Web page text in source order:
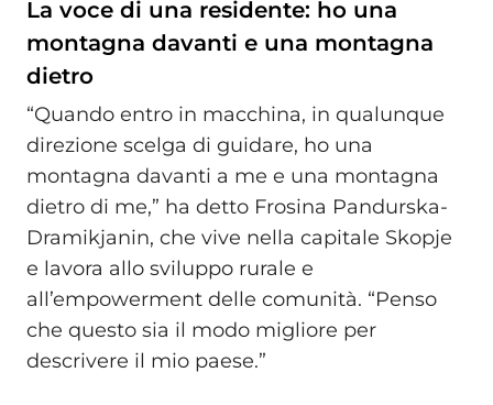
La voce di una residente: ho una
montagna davanti e una montagna
dietro
“Quando entro in macchina, in qualunque
direzione scelga di guidare, ho una
montagna davanti a me e una montagna
dietro di me,” ha detto Frosina Pandurska-
Dramikjanin, che vive nella capitale Skopje
e lavora allo sviluppo rurale e
all’empowerment delle comunità. “Penso
che questo sia il modo migliore per
descrivere il mio paese.”